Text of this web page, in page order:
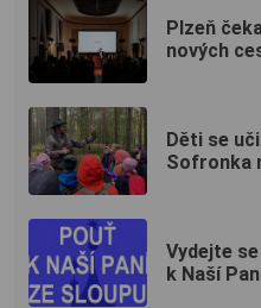
Plzeň
nových
Děti se
Sofronka
Vydejte
k Naší